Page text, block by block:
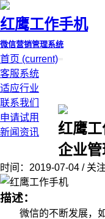
红鹰工作手机
微信营销管理系统
首页 (current)
客服系统
适应行业
联系我们
申请试用
新闻资讯
红鹰
企业
时间：2019-07-04 / 关
描述：
微信的不断发展，如